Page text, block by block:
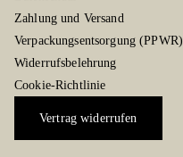
Zahlung und Versand
Verpackungsentsorgung (PPWR)
Widerrufsbelehrung
Cookie-Richtlinie
Vertrag widerrufen